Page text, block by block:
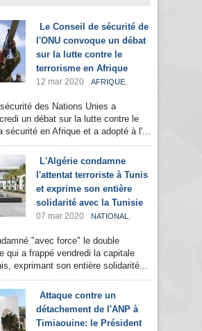
Le Conseil de sécurité de
l'ONU convoque un débat
sur la lutte contre le
terrorisme en Afrique
12 mar 2020 AFRIQUE,
des Nations Unies a
un débat sur la lutte contre le
sécurité en Afrique et a adopté à l'...
L'Algérie condamne
l'attentat terroriste à Tunis
et exprime son entière
solidarité avec la Tunisie
07 mar 2020 NATIONAL ,
"avec force" le double
qui a frappé vendredi la capitale
exprimant son entière solidarité...
Attaque contre un
détachement de l'ANP à
Timiaouine: le Président